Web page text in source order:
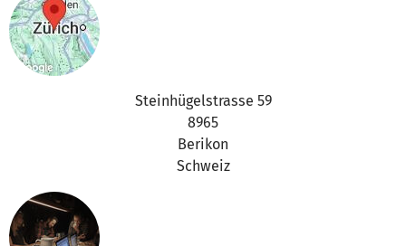
Beste Grüße
Euer betterplace.org-Team
Steinhügelstrasse 59
8965
Berikon
Schweiz